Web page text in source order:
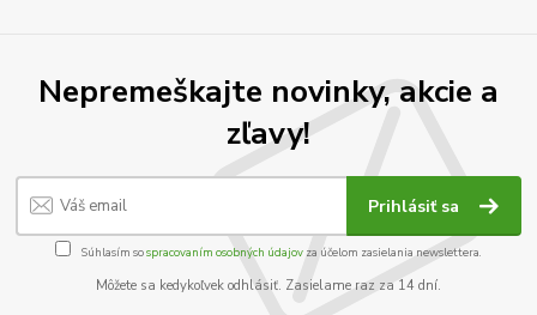
Nepremeškajte novinky, akcie a
zľavy!
Prihlásiť sa
Súhlasím sospracovaním osobných údajov za účelom zasielania newslettera.
Môžete sa kedykoľvek odhlásiť. Zasielame raz za 14 dní.